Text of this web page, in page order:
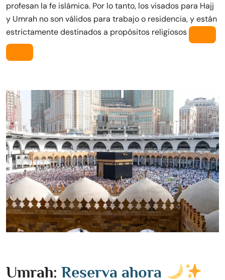
profesan la fe islámica. Por lo tanto, los visados para Hajj
y Umrah no son válidos para trabajo o residencia, y están
estrictamente destinados a propósitos religiosos
Umrah: Reserva ahora